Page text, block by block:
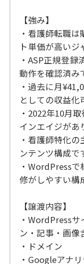
【強み】
・看護師転職
ト単価が高いジ
・ASP正規登
動作を確認済み
・過去に月
としての収益
・2022年10月
インエイジがあ
・看護師特化
ンテンツ構成で
・WordPress
修がしやすい構
【譲渡内容】
・WordPress
ン・記事・画像
・ドメイン
・Googleアナ